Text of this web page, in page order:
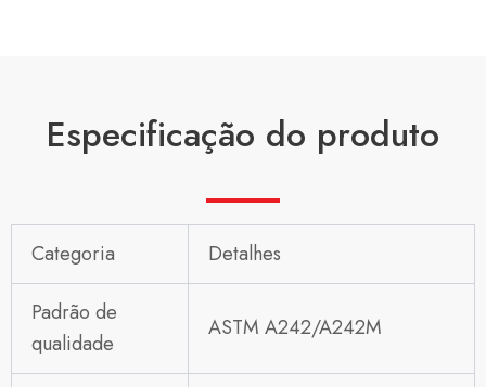
Especificação do produto
Categoria Detalhes
Padrão de
qualidade
ASTM A242/A242M